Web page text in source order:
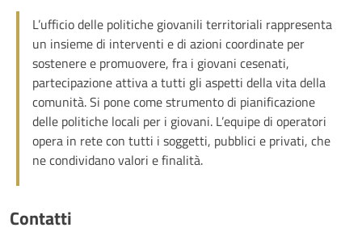
L’ufficio delle politiche giovanili territoriali rappresenta
un insieme di interventi e di azioni coordinate per
sostenere e promuovere, fra i giovani cesenati,
partecipazione attiva a tutti gli aspetti della vita della
comunità. Si pone come strumento di pianificazione
delle politiche locali per i giovani. L’equipe di operatori
opera in rete con tutti i soggetti, pubblici e privati, che
ne condividano valori e finalità.
Contatti